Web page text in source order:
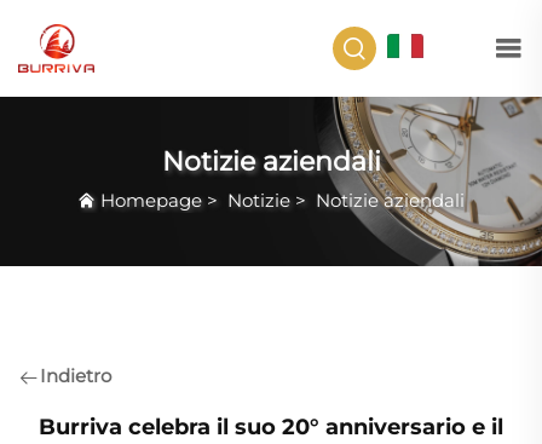
Notizie aziendali
Homepage > Notizie > Notizie aziendali
Indietro
Burriva celebra il suo 20° anniversario e il